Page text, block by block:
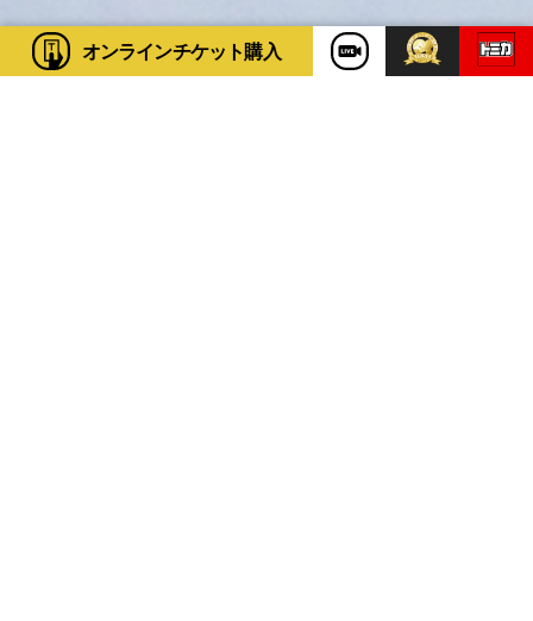
オンラインチケット購入